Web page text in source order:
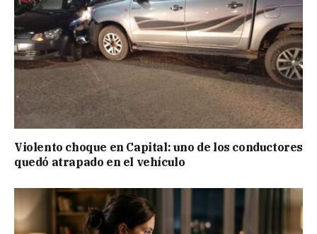
Violento choque en Capital: uno de los conductores
quedó atrapado en el vehículo